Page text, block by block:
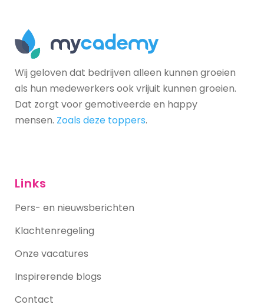
Wij geloven dat bedrijven alleen kunnen groeien
als hun medewerkers ook vrijuit kunnen groeien.
Dat zorgt voor gemotiveerde en happy
mensen. Zoals deze toppers.
Links
Pers- en nieuwsberichten
Klachtenregeling
Onze vacatures
Inspirerende blogs
Contact